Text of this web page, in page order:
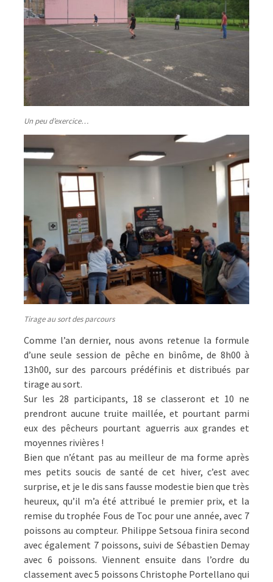
Un peu d’exercice…
Tirage au sort des parcours
Comme l’an dernier, nous avons retenue la formule
d’une seule session de pêche en binôme, de 8h00 à
13h00, sur des parcours prédéfinis et distribués par
tirage au sort.
Sur les 28 participants, 18 se classeront et 10 ne
prendront aucune truite maillée, et pourtant parmi
eux des pêcheurs pourtant aguerris aux grandes et
moyennes rivières !
Bien que n’étant pas au meilleur de ma forme après
mes petits soucis de santé de cet hiver, c’est avec
surprise, et je le dis sans fausse modestie bien que très
heureux, qu’il m’a été attribué le premier prix, et la
remise du trophée Fous de Toc pour une année, avec 7
poissons au compteur. Philippe Setsoua finira second
avec également 7 poissons, suivi de Sébastien Demay
avec 6 poissons. Viennent ensuite dans l’ordre du
classement avec 5 poissons Christophe Portellano qui